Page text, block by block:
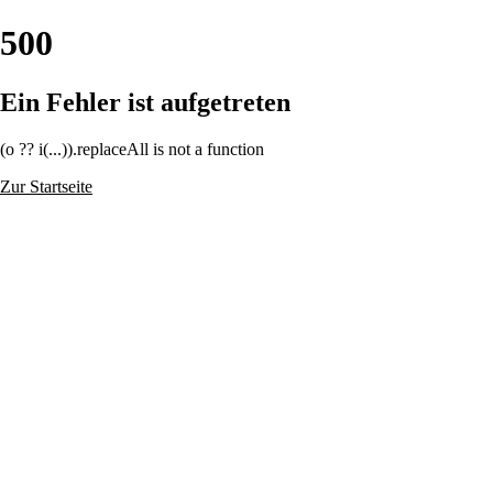
500
Ein Fehler ist aufgetreten
(o ?? i(...)).replaceAll is not a function
Zur Startseite